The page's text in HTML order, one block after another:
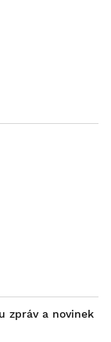
zpráv a novinek